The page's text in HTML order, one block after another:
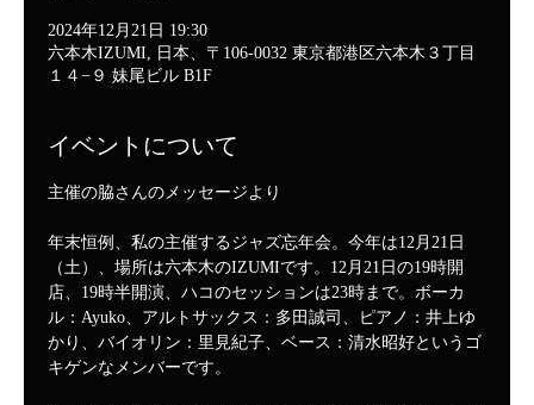
2024年12月21日 19:30
六本木IZUMI, 日本、〒106-0032 東京都港区六本木３丁目
１４−９ 妹尾ビル B1F
イベントについて
主催の脇さんのメッセージより
年末恒例、私の主催するジャズ忘年会。今年は12月21日
（土）、場所は六本木のIZUMIです。12月21日の19時開
店、19時半開演、ハコのセッションは23時まで。ボーカ
ル：Ayuko、アルトサックス：多田誠司、ピアノ：井上ゆ
かり、バイオリン：里見紀子、ベース：清水昭好というゴ
キゲンなメンバーです。